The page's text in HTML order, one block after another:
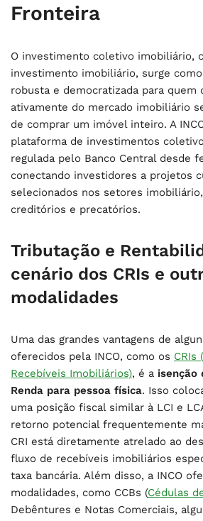
Fronteira
O investimento coletivo imobiliário,
investimento imobiliário, surge
robusta e democratizada para quem
ativamente do mercado imobiliário
de comprar um imóvel inteiro. A
plataforma de investimentos
regulada pelo Banco Central desde
conectando investidores a projetos
selecionados nos setores
creditórios e precatórios.
Tributação e
cenário dos CRIs e
modalidades
Uma das grandes vantagens de
oferecidos pela INCO, como os CRIs
Recebíveis Imobiliários), é a isenção
Renda para pessoa física. Isso
uma posição fiscal similar à LCI e
retorno potencial frequentemente
CRI está diretamente atrelado ao
fluxo de recebíveis imobiliários
taxa bancária. Além disso, a INCO
modalidades, como CCBs (Cédulas
Debêntures e Notas Comerciais,